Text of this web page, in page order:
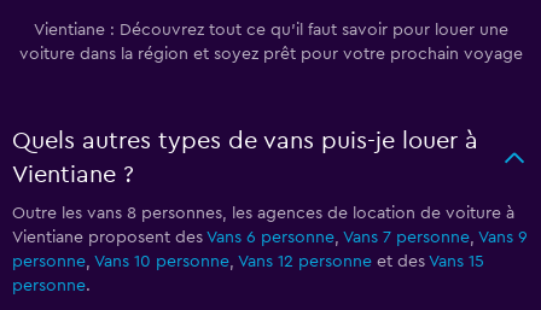
Vientiane : Découvrez tout ce qu’il faut savoir pour louer une
voiture dans la région et soyez prêt pour votre prochain voyage
Quels autres types de vans puis-je louer à
Vientiane ?
Outre les vans 8 personnes, les agences de location de voiture à
Vientiane proposent des Vans 6 personne, Vans 7 personne, Vans 9
personne, Vans 10 personne, Vans 12 personne et des Vans 15
personne.